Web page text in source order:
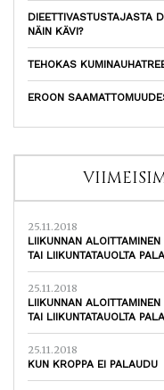
DIEETTIVASTUSTAJASTA
NÄIN KÄVI?
TEHOKAS
EROON
25.11.2018
LIIKUNNAN
TAI LIIKUNTATAUOLTA
25.11.2018
LIIKUNNAN
TAI LIIKUNTATAUOLTA
25.11.2018
KUN KROPPA EI PALAUDU